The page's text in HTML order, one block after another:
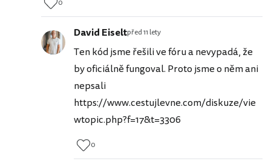
0
David Eiseltpřed 11 lety
Ten kód jsme řešili ve fóru a nevypadá, že
by oficiálně fungoval. Proto jsme o něm ani
nepsali
https://www.cestujlevne.com/diskuze/vie
wtopic.php?f=17&t=3306
0